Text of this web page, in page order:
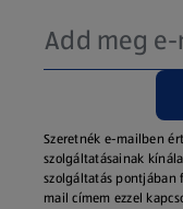
Szeretnék e-mailben
szolgáltatásainak
szolgáltatás pontjában
mail címem ezzel